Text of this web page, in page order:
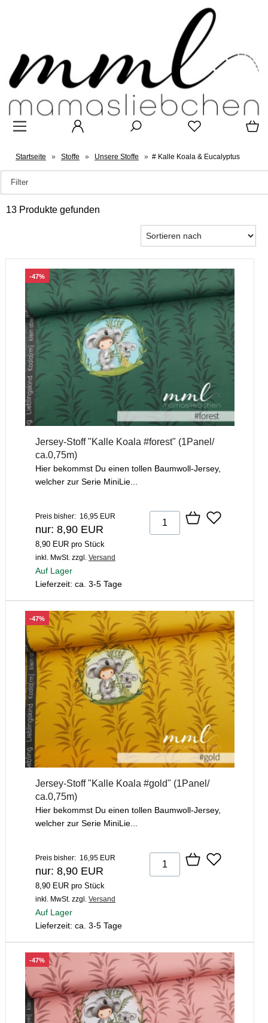
Startseite » Stoffe » Unsere Stoffe » # Kalle Koala & Eucalyptus
Filter
13 Produkte gefunden
-47%
Jersey-Stoff "Kalle Koala #forest" (1Panel/
ca.0,75m)
Hier bekommst Du einen tollen Baumwoll-Jersey,
welcher zur Serie MiniLie...
Preis bisher: 16,95 EUR
nur: 8,90 EUR
8,90 EUR pro Stück
inkl. MwSt. zzgl. Versand
Auf Lager
Lieferzeit: ca. 3-5 Tage
-47%
Jersey-Stoff "Kalle Koala #gold" (1Panel/
ca.0,75m)
Hier bekommst Du einen tollen Baumwoll-Jersey,
welcher zur Serie MiniLie...
Preis bisher: 16,95 EUR
nur: 8,90 EUR
8,90 EUR pro Stück
inkl. MwSt. zzgl. Versand
Auf Lager
Lieferzeit: ca. 3-5 Tage
-47%